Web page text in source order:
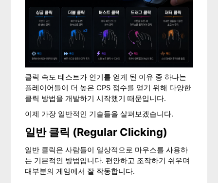
클릭 속도 테스트가 인기를 얻게 된 이유 중 하나는
플레이어들이 더 높은 CPS 점수를 얻기 위해 다양한
클릭 방법을 개발하기 시작했기 때문입니다.
이제 가장 일반적인 기술들을 살펴보겠습니다.
일반 클릭 (Regular Clicking)
일반 클릭은 사람들이 일상적으로 마우스를 사용하
는 기본적인 방법입니다. 편안하고 조작하기 쉬우며
대부분의 게임에서 잘 작동합니다.